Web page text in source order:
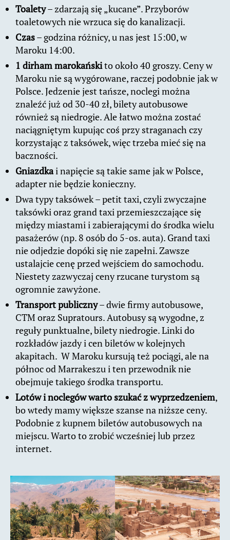
Toalety– zdarzają się „kucane”. Przyborów
toaletowych nie wrzuca się do kanalizacji.
Czas– godzina różnicy, u nas jest 15:00, w
Maroku 14:00.
1 dirham marokańskito około 40 groszy. Ceny w
Maroku nie są wygórowane, raczej podobnie jak w
Polsce. Jedzenie jest tańsze, noclegi można
znaleźć już od 30-40 zł, bilety autobusowe
również są niedrogie. Ale łatwo można zostać
naciągniętym kupując coś przy straganach czy
korzystając z taksówek, więc trzeba mieć się na
baczności.
Gniazdkai napięcie są takie same jak w Polsce,
adapter nie będzie konieczny.
Dwa typy taksówek – petit taxi, czyli zwyczajne
taksówki oraz grand taxi przemieszczające się
między miastami i zabierającymi do środka wielu
pasażerów (np. 8 osób do 5-os. auta). Grand taxi
nie odjedzie dopóki się nie zapełni. Zawsze
ustalajcie cenę przed wejściem do samochodu.
Niestety zazwyczaj ceny rzucane turystom są
ogromnie zawyżone.
Transport publiczny– dwie firmy autobusowe,
CTM oraz Supratours. Autobusy są wygodne, z
reguły punktualne, bilety niedrogie. Linki do
rozkładów jazdy i cen biletów w kolejnych
akapitach. W Maroku kursują też pociągi, ale na
północ od Marrakeszu i ten przewodnik nie
obejmuje takiego środka transportu.
Lotów i noclegów warto szukać z wyprzedzeniem,
bo wtedy mamy większe szanse na niższe ceny.
Podobnie z kupnem biletów autobusowych na
miejscu. Warto to zrobić wcześniej lub przez
internet.